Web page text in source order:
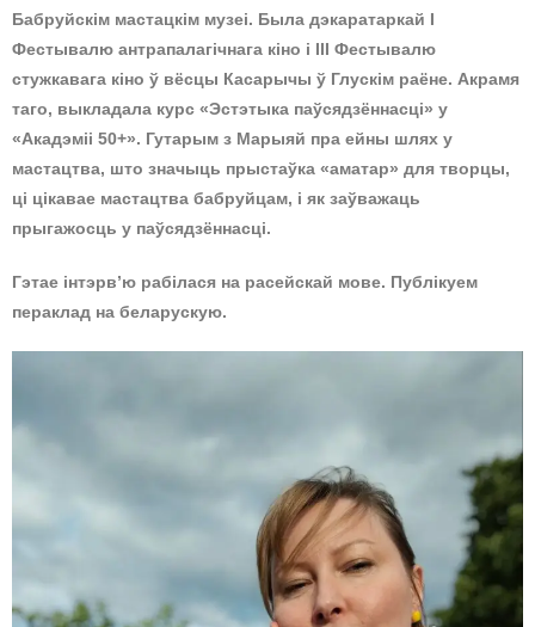
Бабруйскім мастацкім музеі. Была дэкаратаркай І
Фестывалю антрапалагічнага кіно і ІІІ Фестывалю
стужкавага кіно ў вёсцы Касарычы ў Глускім раёне. Акрамя
таго, выкладала курс «Эстэтыка паўсядзённасці» у
«Акадэміі 50+». Гутарым з Марыяй пра ейны шлях у
мастацтва, што значыць прыстаўка «аматар» для творцы,
ці цікавае мастацтва бабруйцам, і як заўважаць
прыгажосць у паўсядзённасці.
Гэтае інтэрв’ю рабілася на расейскай мове. Публікуем
пераклад на беларускую.